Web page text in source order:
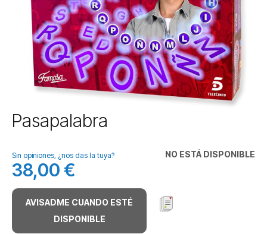
Saltar
al
de
la
galería
de
imágenes
Pasapalabra
NO ESTÁ DISPONIBLE
Sin opiniones, ¿nos das la tuya?
38,00 €
AVISADME CUANDO ESTÉ
DISPONIBLE